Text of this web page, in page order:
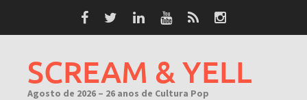
SCREAM & YELL
Agosto de 2026 – 26 anos de Cultura Pop